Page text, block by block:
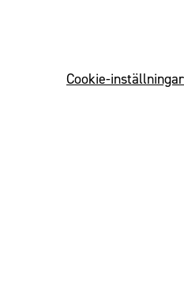
Cookie-inställningar